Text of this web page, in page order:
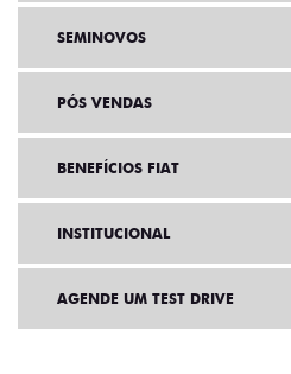
SEMINOVOS
PÓS VENDAS
BENEFÍCIOS FIAT
INSTITUCIONAL
AGENDE UM TEST DRIVE